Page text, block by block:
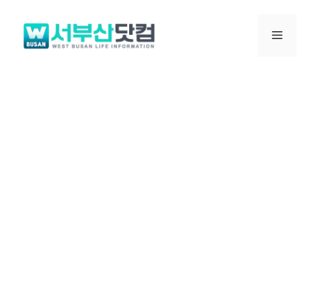
메